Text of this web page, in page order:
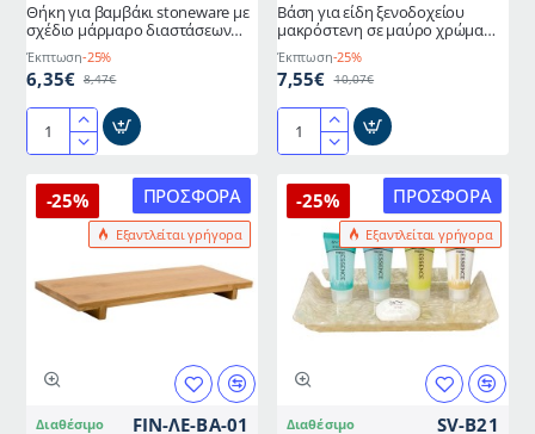
Θήκη για βαμβάκι stoneware με
σχέδιο μάρμαρο διαστάσεων
8x8x9cm
Έκπτωση-25%
6,35€ 8,47€
Θήκη
βαμβάκι
stoneware
μάρμαρο
διαστάσεων
Βάση για είδη ξενοδοχείου
μακρόστενη σε μαύρο χρώμα
ξυ΄λου 30Χ11Χ2,5cm
Έκπτωση-25%
7,55€ 10,07€
Βάση
είδη
ξενοδοχείου
μακρόστενη
μαύρο
χρώμα
ξυ΄λου
ΠΡΟΣΦΟΡΆ
Εξαντλείται γρήγορα
-25%
Διαθέσιμο FIN-ΛΕ-ΒΑ-01
ΠΡΟΣΦΟΡΆ
Εξαντλείται γρήγορα
-25%
Διαθέσιμο SV-B21